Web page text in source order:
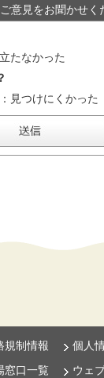
意見をお聞かせく
たなかった
見つけにくかった
規制情報 個人
窓口一覧
ウェ